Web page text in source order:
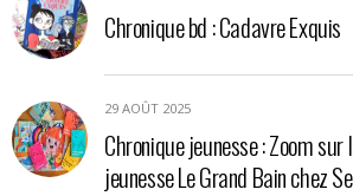
Chronique bd : Cadavre Exquis
29 AOÛT 2025
Chronique jeunesse : Zoom
jeunesse Le Grand Bain chez